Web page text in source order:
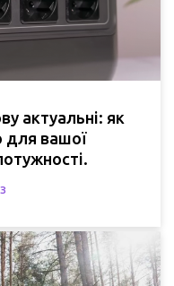
актуальні: як
для вашої